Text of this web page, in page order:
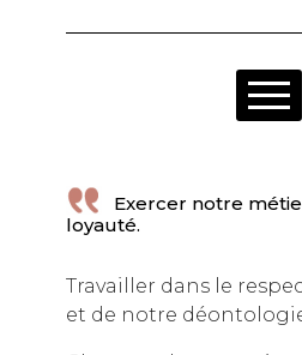
NOTRE
ON | OFF
Exercer notre
loyauté.
Travailler dans le
et de notre